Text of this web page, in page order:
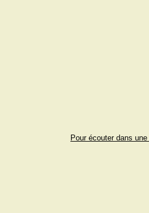
Pour écouter dans